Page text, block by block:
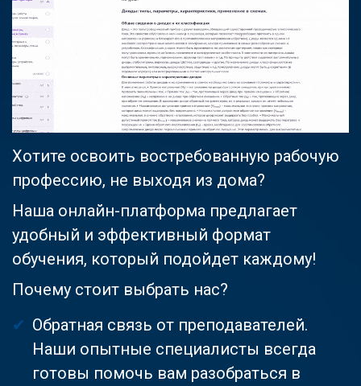
Хотите освоить востребованную рабочую
профессию, не выходя из дома?
Наша онлайн-платформа предлагает
удобный и эффективный формат
обучения, который подойдет каждому!
Почему стоит выбрать нас?
Обратная связь от преподавателей.
Наши опытные специалисты всегда
готовы помочь вам разобраться в